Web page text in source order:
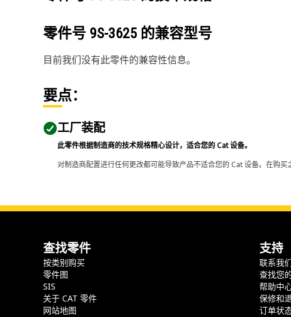
零件号 9S-3625 的兼容型号
目前我们没有此零件的兼容性信息。
要点：
工厂装配
此零件根据制造商的技术规格精心设计，适合您的 Cat 设备。
对制造商配置进行任何更改都可能导致产品不适合您的 Cat 设备。在购
查找零件
按类别购买
零件图
SIS
关于 CAT 零件
网站地图
支持
联系我
查找您
帮助中
保修和
订单状